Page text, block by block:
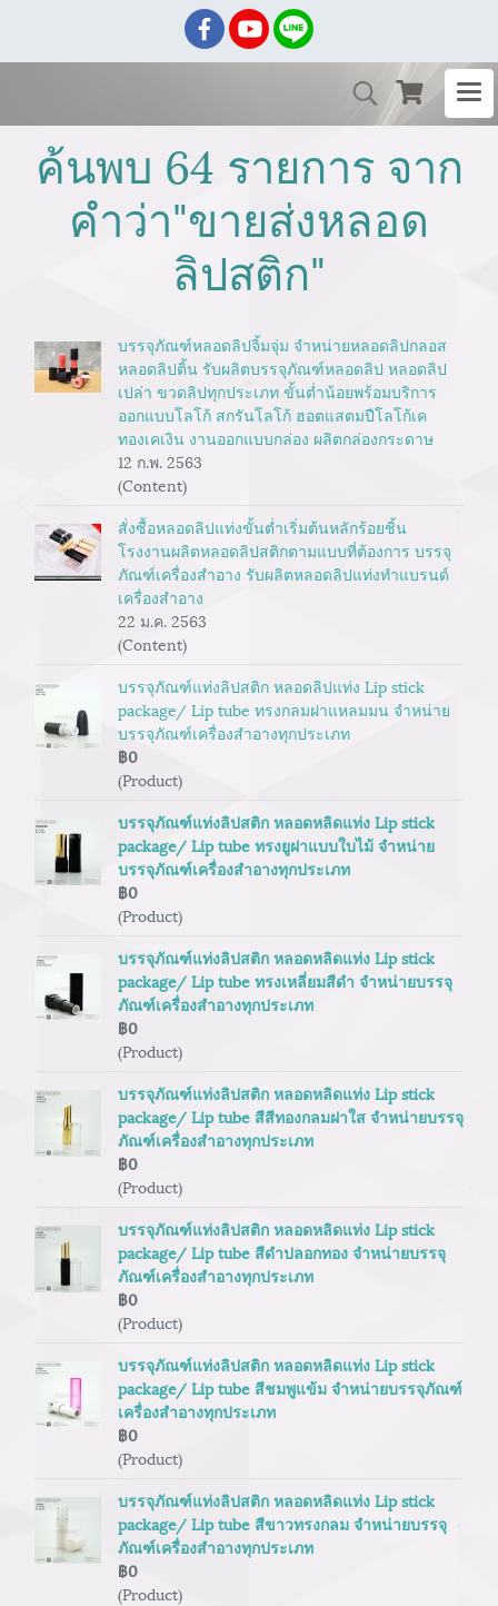
ค้นพบ 64 รายการ จาก
คำว่า"ขายส่งหลอด
ลิปสติก"
บรรจุภัณฑ์หลอดลิปจิ้มจุ่ม จำหน่ายหลอดลิปกลอส
หลอดลิปติ้น รับผลิตบรรจุภัณฑ์หลอดลิป หลอดลิป
เปล่า ขวดลิปทุกประเภท ขั้นต่ำน้อยพร้อมบริการ
ออกแบบโลโก้ สกรันโลโก้ ฮอตแสตมปืโลโก้เค
ทองเคเงิน งานออกแบบกล่อง ผลิตกล่องกระดาษ
12 ก.พ. 2563
(Content)
สั่งซื้อหลอดลิปแท่งขั้นต่ำเริ่มต้นหลักร้อยชิ้น
โรงงานผลิตหลอดลิปสติกตามแบบที่ต้องการ บรรจุ
ภัณฑ์เครื่องสำอาง รับผลิตหลอดลิปแท่งทำแบรนด์
เครื่องสำอาง
22 ม.ค. 2563
(Content)
บรรจุภัณฑ์แท่งลิปสติก หลอดลิปแท่ง Lip stick
package/ Lip tube ทรงกลมฝาแหลมมน จำหน่าย
บรรจุภัณฑ์เครื่องสำอางทุกประเภท
฿0
(Product)
บรรจุภัณฑ์แท่งลิปสติก หลอดหลิดแท่ง Lip stick
package/ Lip tube ทรงยูฝาแบบใบไม้ จำหน่าย
บรรจุภัณฑ์เครื่องสำอางทุกประเภท
฿0
(Product)
บรรจุภัณฑ์แท่งลิปสติก หลอดหลิดแท่ง Lip stick
package/ Lip tube ทรงเหลี่ยมสีดำ จำหน่ายบรรจุ
ภัณฑ์เครื่องสำอางทุกประเภท
฿0
(Product)
บรรจุภัณฑ์แท่งลิปสติก หลอดหลิดแท่ง Lip stick
package/ Lip tube สีสีทองกลมฝาใส จำหน่ายบรรจุ
ภัณฑ์เครื่องสำอางทุกประเภท
฿0
(Product)
บรรจุภัณฑ์แท่งลิปสติก หลอดหลิดแท่ง Lip stick
package/ Lip tube สีดำปลอกทอง จำหน่ายบรรจุ
ภัณฑ์เครื่องสำอางทุกประเภท
฿0
(Product)
บรรจุภัณฑ์แท่งลิปสติก หลอดหลิดแท่ง Lip stick
package/ Lip tube สีชมพูแข้ม จำหน่ายบรรจุภัณฑ์
เครื่องสำอางทุกประเภท
฿0
(Product)
บรรจุภัณฑ์แท่งลิปสติก หลอดหลิดแท่ง Lip stick
package/ Lip tube สีขาวทรงกลม จำหน่ายบรรจุ
ภัณฑ์เครื่องสำอางทุกประเภท
฿0
(Product)